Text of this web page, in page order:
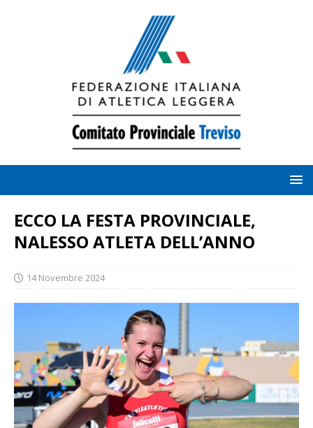
ECCO LA FESTA PROVINCIALE,
NALESSO ATLETA DELL’ANNO
14 Novembre 2024